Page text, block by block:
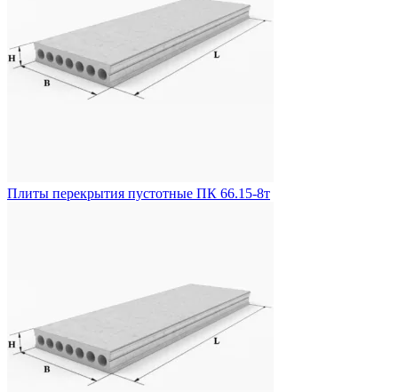
Плиты перекрытия пустотные ПК 66.15-8т